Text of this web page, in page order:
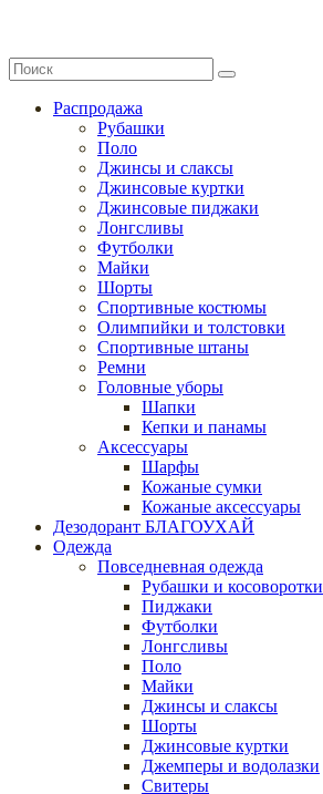
Распродажа
Рубашки
Поло
Джинсы и слаксы
Джинсовые куртки
Джинсовые пиджаки
Лонгсливы
Футболки
Майки
Шорты
Спортивные костюмы
Олимпийки и толстовки
Спортивные штаны
Ремни
Головные уборы
Шапки
Кепки и панамы
Аксессуары
Шарфы
Кожаные сумки
Кожаные аксессуары
Дезодорант БЛАГОУХАЙ
Одежда
Повседневная одежда
Рубашки и косоворотки
Пиджаки
Футболки
Лонгсливы
Поло
Майки
Джинсы и слаксы
Шорты
Джинсовые куртки
Джемперы и водолазки
Свитеры